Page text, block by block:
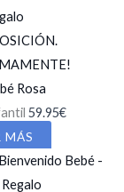
Rosa
59.95€
MÁS